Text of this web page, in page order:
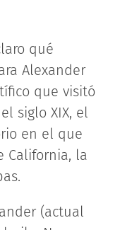
qué
Alexander
que visitó
siglo XIX, el
en el que
California, la
(actual